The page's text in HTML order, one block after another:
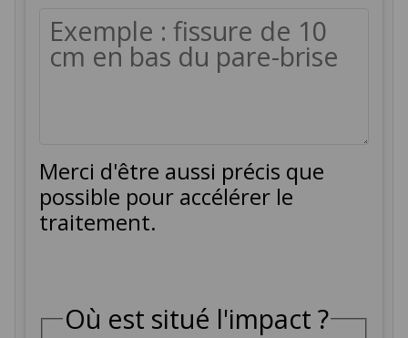
Merci d'être aussi précis que
possible pour accélérer le
traitement.
Où est situé l'impact ?